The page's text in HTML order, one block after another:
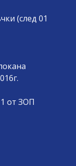
(след 01
от ЗОП